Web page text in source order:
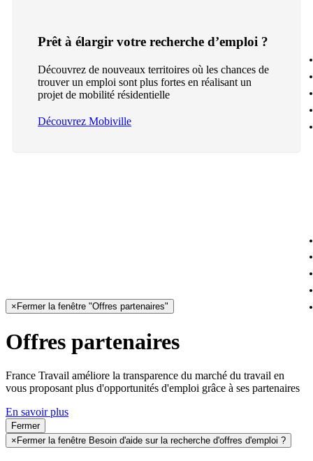
Prêt à élargir votre recherche d’emploi ?
Découvrez de nouveaux territoires où les chances de
trouver un emploi sont plus fortes en réalisant un
projet de mobilité résidentielle
Découvrez Mobiville
× Fermer la fenêtre "Offres partenaires"
Offres partenaires
France Travail améliore la transparence du marché du travail en
vous proposant plus d'opportunités d'emploi grâce à ses partenaires
En savoir plus
Fermer
× Fermer la fenêtre Besoin d'aide sur la recherche d'offres d'emploi ?